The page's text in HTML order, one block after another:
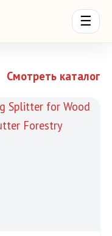
☰
Смотреть каталог